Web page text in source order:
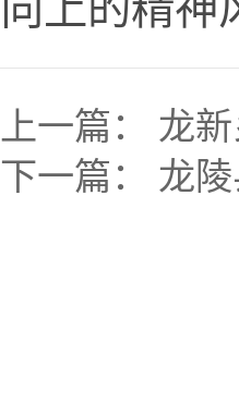
上一篇： 龙
下一篇： 龙